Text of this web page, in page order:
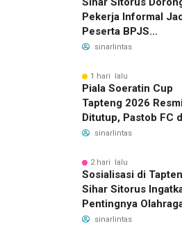
Pekerja Informal
Peserta BPJS
Ketenagakerjaan,
Juta
sinarlintas
1 hari lalu
Piala Soeratin Cup
Tapteng 2026
Ditutup, Pastob FC
Sahata FC Barus Raih
sinarlintas
2 hari lalu
Sosialisasi di
Sihar Sitorus
Pentingnya
Deteksi Dini Penyakit
sinarlintas